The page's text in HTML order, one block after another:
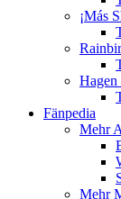
¡Más
Fänpedia
Mehr
Mehr